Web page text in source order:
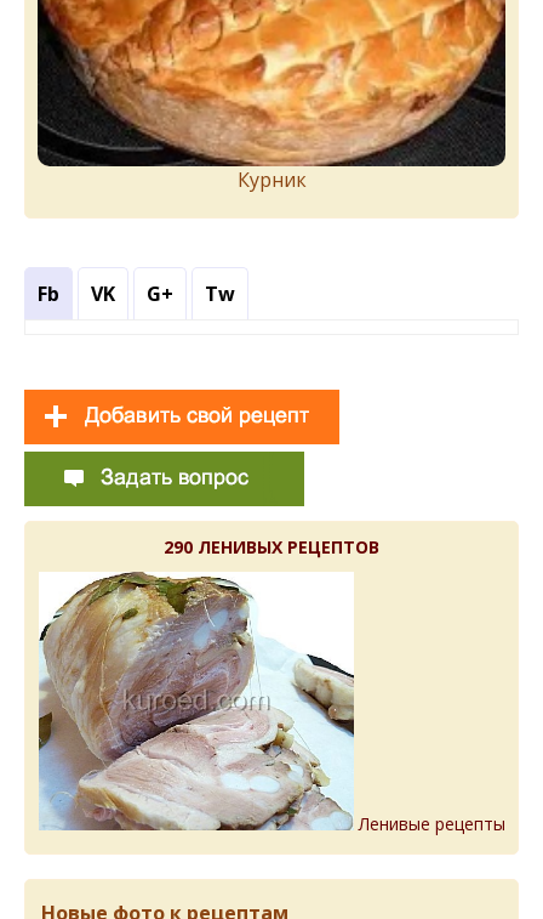
Курник
Fb VK G+ Tw
290 ЛЕНИВЫХ РЕЦЕПТОВ
Ленивые рецепты
Новые фото к рецептам